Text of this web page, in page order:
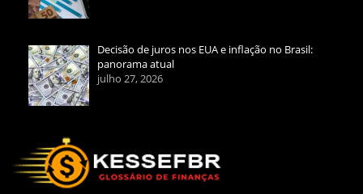
Decisão de juros nos EUA e inflação no Brasil:
panorama atual
julho 27, 2026